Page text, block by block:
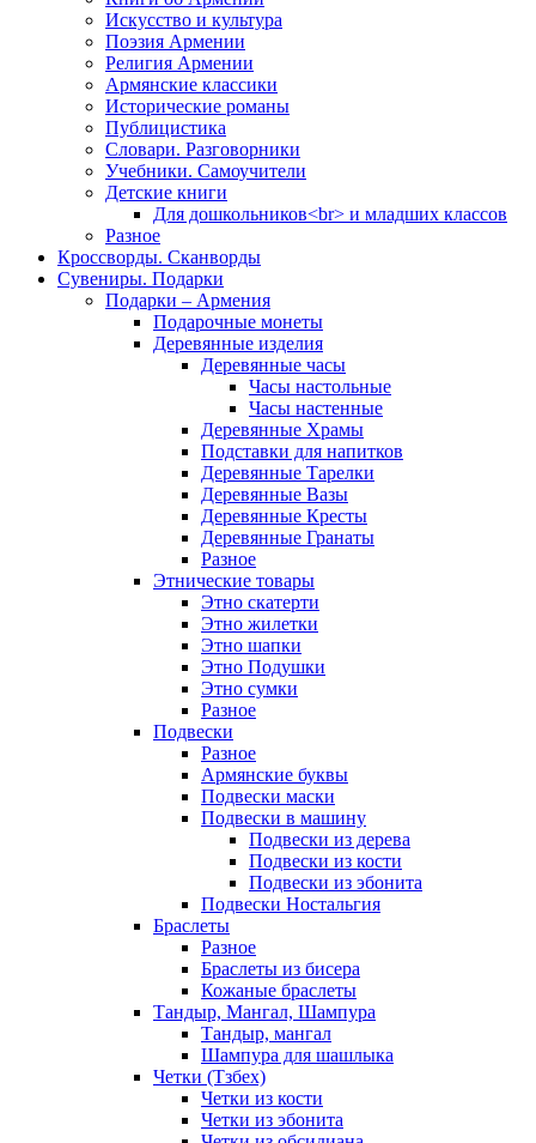
Иcкусство и культура
Поэзия Армении
Религия Армении
Армянские классики
Исторические романы
Публицистика
Словари. Разговорники
Учебники. Самоучители
Детские книги
Для дошкольников<br> и младших классов
Разное
Кроссворды. Сканворды
Сувениры. Подарки
Подарки – Армения
Подарочные монеты
Деревянные изделия
Деревянные часы
Часы настольные
Часы настенные
Деревянные Храмы
Подставки для напитков
Деревянные Тарелки
Деревянные Вазы
Деревянные Кресты
Деревянные Гранаты
Разное
Этнические товары
Этно скатерти
Этно жилетки
Этно шапки
Этно Подушки
Этно сумки
Разное
Подвески
Разное
Армянские буквы
Подвески маски
Подвески в машину
Подвески из дерева
Подвески из кости
Подвески из эбонита
Подвески Ностальгия
Браслеты
Разное
Браслеты из бисера
Кожаные браслеты
Тандыр, Мангал, Шампура
Тандыр, мангал
Шампура для шашлыка
Четки (Тзбех)
Четки из кости
Четки из эбонита